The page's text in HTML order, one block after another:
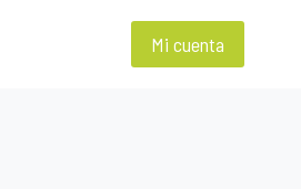
Mi cuenta